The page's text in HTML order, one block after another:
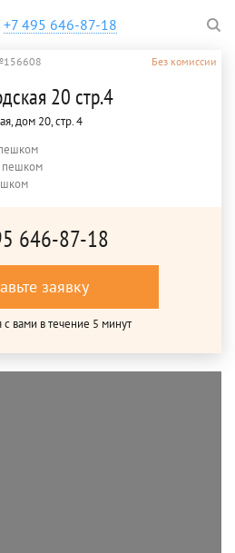
+7 495 646-87-18
Без комиссии
20 стр.4
дом 20, стр. 4
пешком
646-87-18
заявку
вами в течение 5 минут